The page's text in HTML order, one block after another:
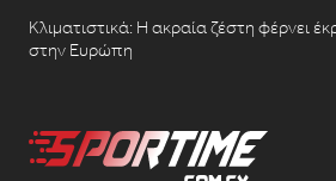
Κλιματιστικά: Η ακραία ζέστη φέρνει
στην Ευρώπη